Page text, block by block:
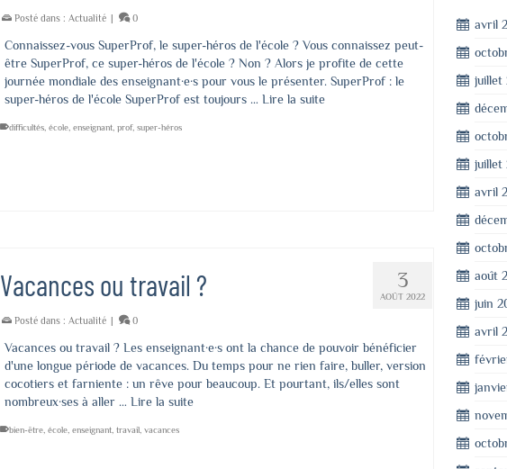
Posté dans : Actualité | 0
Connaissez-vous SuperProf, le super-héros de l'école ? Vous connaissez peut-
être SuperProf, ce super-héros de l'école ? Non ? Alors je profite de cette
journée mondiale des enseignant·e·s pour vous le présenter. SuperProf : le
super-héros de l'école SuperProf est toujours … Lire la suite
difficultés, école, enseignant, prof, super-héros
3
AOÛT 2022
Vacances ou travail ?
Posté dans : Actualité 0
Vacances ou travail ? Les enseignant·e·s ont la chance de pouvoir bénéficier
d'une longue période de vacances. Du temps pour ne rien faire, buller, version
cocotiers et farniente : un rêve pour beaucoup. Et pourtant, ils/elles sont
nombreux·ses à aller … Lire la suite
bien-être, école, enseignant, travail, vacances
avril
juillet
juillet
avril
août
juin
avril